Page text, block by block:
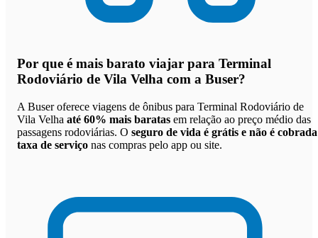
Por que é mais barato viajar para Terminal
Rodoviário de Vila Velha com a Buser?
A Buser oferece viagens de ônibus para Terminal Rodoviário de
Vila Velha até 60% mais baratas em relação ao preço médio das
passagens rodoviárias. O seguro de vida é grátis e não é cobrada
taxa de serviço nas compras pelo app ou site.